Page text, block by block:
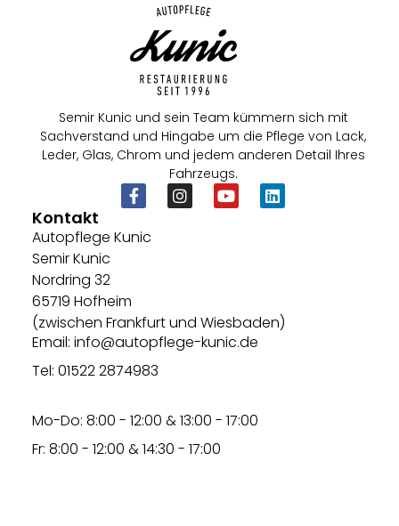
Semir Kunic und sein Team kümmern sich mit
Sachverstand und Hingabe um die Pflege von Lack,
Leder, Glas, Chrom und jedem anderen Detail Ihres
Fahrzeugs.
Kontakt
Autopflege Kunic
Semir Kunic
Nordring 32
65719 Hofheim
(zwischen Frankfurt und Wiesbaden)
Email: info@autopflege-kunic.de
Tel: 01522 2874983
Mo-Do: 8:00 - 12:00 & 13:00 - 17:00
Fr: 8:00 - 12:00 & 14:30 - 17:00